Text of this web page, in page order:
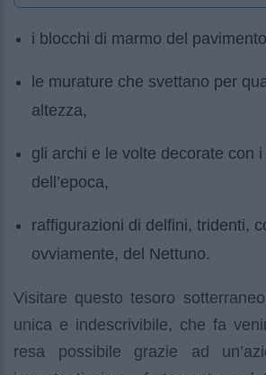
i blocchi di marmo del
le murature che svettano per
altezza,
gli archi e le volte decorate con
dell’epoca,
raffigurazioni di delfini, tridenti,
ovviamente, del Nettuno.
Visitare questo tesoro
unica e indescrivibile, che fa
resa possibile grazie ad